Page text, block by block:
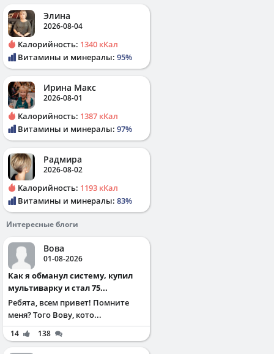
Элина
2026-08-04
Калорийность: 1340 кКал
Витамины и минералы: 95%
Ирина Макс
2026-08-01
Калорийность: 1387 кКал
Витамины и минералы: 97%
Радмира
2026-08-02
Калорийность: 1193 кКал
Витамины и минералы: 83%
Интересные блоги
Вова
01-08-2026
Как я обманул систему, купил
мультиварку и стал 75...
Ребята, всем привет! Помните
меня? Того Вову, кото...
14 138